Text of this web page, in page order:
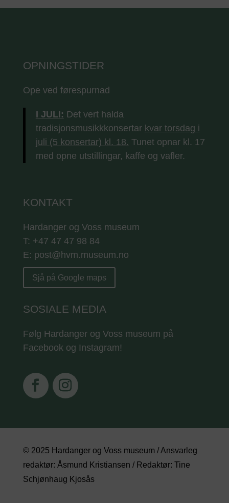
OPNINGSTIDER
Ope ved førespurnad
I JULI: Det vert halda
tradisjonsmusikkkonsertar kvar torsdag i
juli (5 konsertar) kl. 18. Tunet opnar kl. 17
med opne utstillingar, kaffe og vafler.
KONTAKT
Hardanger og Voss museum
T: +47 47 47 98 84
E: post@hvm.museum.no
Sjå på Google maps
SOSIALE MEDIA
Følg Hardanger og Voss museum på
Facebook og Instagram!
© 2025 Hardanger og Voss museum / Ansvarleg
redaktør: Åsmund Kristiansen / Redaktør: Tine
Schjønhaug Kjosås